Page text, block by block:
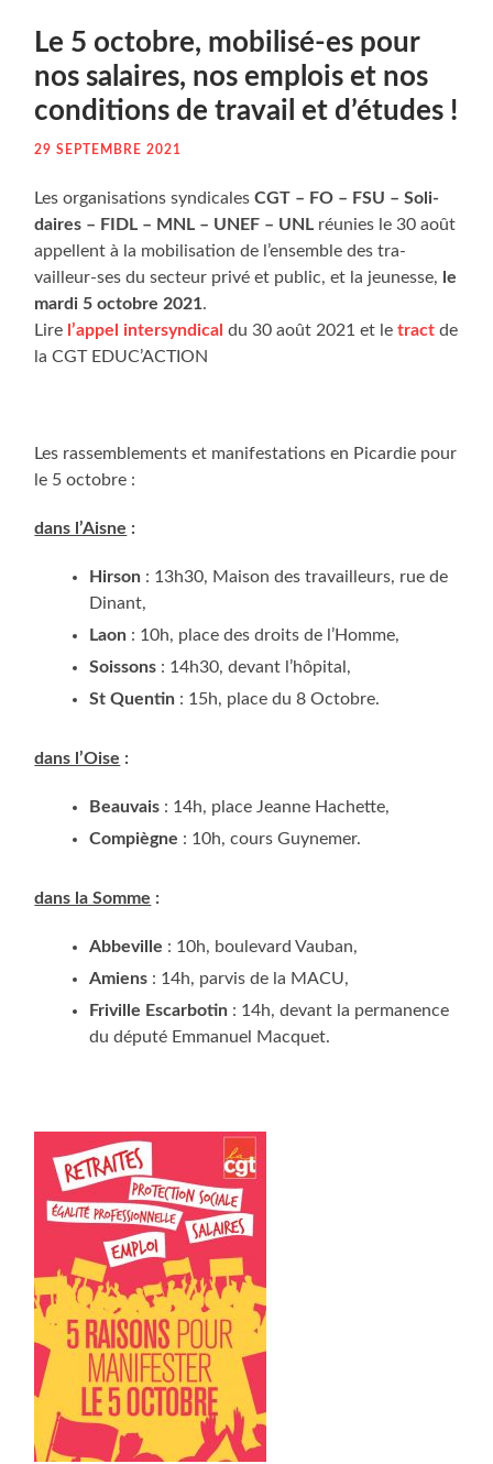
Le 5 octobre, mobi­li­sé-es pour
nos salaires, nos emplois et nos
condi­tions de tra­vail et d’études !
29 SEPTEMBRE 2021
Les orga­ni­sa­tions syn­di­calesCGT – FO – FSU – Soli­
daires – FIDL – MNL – UNEF – UNL réunies le 30 août
appellent à la mobi­li­sa­tion de l’ensemble des tra­
vailleur-ses du sec­teur pri­vé et public, et la jeu­nesse, le
mar­di 5 octobre 2021.
Lire l’appel inter­syn­di­cal du 30 août 2021 et letract de
la CGT EDUC’ACTION
Les ras­sem­ble­ments et mani­fes­ta­tions en Picar­die pour
le 5 octobre :
dans l’Aisne :
Hir­son : 13h30, Mai­son des tra­vailleurs, rue de
Dinant,
Laon : 10h, place des droits de l’Homme,
Sois­sons : 14h30, devant l’hôpital,
St Quen­tin : 15h, place du 8 Octobre.
dans l’Oise :
Beau­vais : 14h, place Jeanne Hachette,
Com­piègne : 10h, cours Guynemer.
dans la Somme :
Abbe­ville : 10h, bou­le­vard Vauban,
Amiens : 14h, par­vis de la MACU,
Fri­ville Escar­bo­tin : 14h, devant la per­ma­nence
du dépu­té Emma­nuel Macquet.